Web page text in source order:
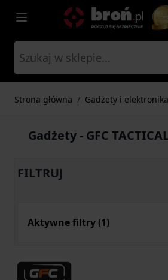
Przejdź do treści
Strona główna / Gadżety i elektronika
Gadżety - GFC
FILTRUJ
Aktywne filtry (1)